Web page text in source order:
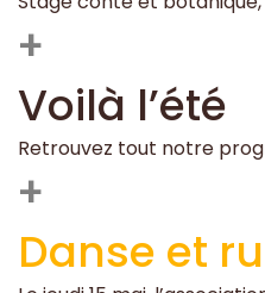
+
Voilà l’été
Retrouvez tout notre
+
Danse et